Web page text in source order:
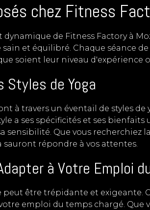
chez Fitness
de Fitness Factory à
et équilibré. Chaque séance
soient leur niveau d'expérience
de Yoga
à travers un éventail de styles
a ses spécificités et ses
sensibilité. Que vous
répondre à vos attentes.
à Votre Emploi
être trépidante et exigeante.
emploi du temps chargé.